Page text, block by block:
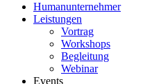
Humanunternehmer
Leistungen
Vortrag
Workshops
Begleitung
Webinar
Events